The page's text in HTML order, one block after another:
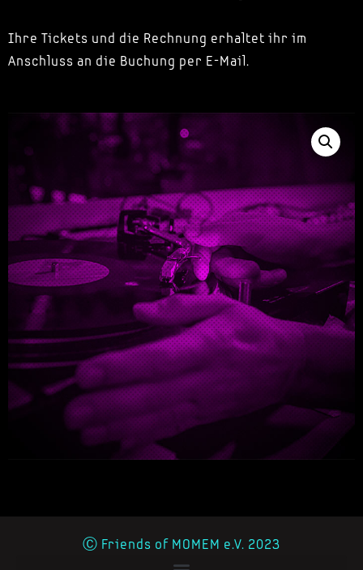
Ihre Tickets und die Rechnung erhaltet ihr im
Anschluss an die Buchung per E-Mail.
Ⓒ Friends of MOMEM e.V. 2023